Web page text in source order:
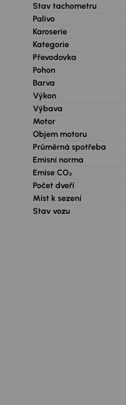
Stav tachometru
Palivo
Karoserie
Kategorie
Převodovka
Pohon
Barva
Výkon
Výbava
Motor
Objem motoru
Průměrná spotřeba
Emisní norma
Emise CO₂
Počet dveří
Míst k sezení
Stav vozu